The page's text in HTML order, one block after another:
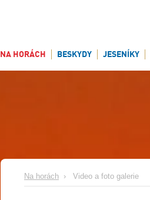
NA HORÁCH BESKYDY JESENÍKY
Na horách › Video a foto galerie